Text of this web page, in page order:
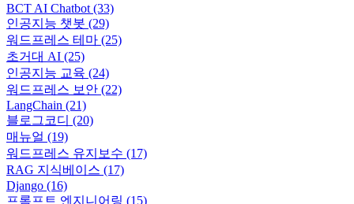
BCT AI Chatbot (33)
인공지능 챗봇 (29)
워드프레스 테마 (25)
초거대 AI (25)
인공지능 교육 (24)
워드프레스 보안 (22)
LangChain (21)
블로그코디 (20)
매뉴얼 (19)
워드프레스 유지보수 (17)
RAG 지식베이스 (17)
Django (16)
프롬프트 엔지니어링 (15)